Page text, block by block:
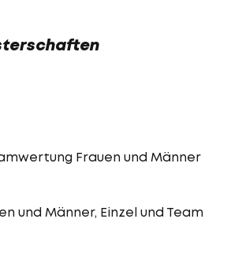
Frauen und Männer
und Männer, Einzel und Team